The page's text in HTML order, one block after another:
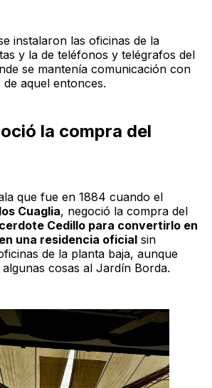
instalaron las oficinas de la
y la de teléfonos y telégrafos del
se mantenía comunicación con
aquel entonces.
la compra del
que fue en 1884 cuando el
Cuaglia, negoció la compra del
Cedillo para convertirlo en
una residencia oficial sin
de la planta baja, aunque
cosas al Jardín Borda.